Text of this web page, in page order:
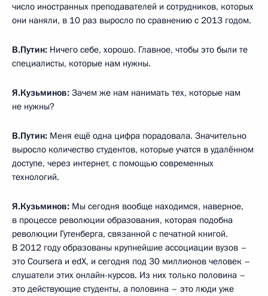
число иностранных преподавателей и сотрудников, которых
они наняли, в 10 раз выросло по сравнению с 2013 годом.
В.Путин: Ничего себе, хорошо. Главное, чтобы это были те
специалисты, которые нам нужны.
Я.Кузьминов: Зачем же нам нанимать тех, которые нам
не нужны?
В.Путин: Меня ещё одна цифра порадовала. Значительно
выросло количество студентов, которые учатся в удалённом
доступе, через интернет, с помощью современных
технологий.
Я.Кузьминов: Мы сегодня вообще находимся, наверное,
в процессе революции образования, которая подобна
революции Гутенберга, связанной с печатной книгой.
В 2012 году образованы крупнейшие ассоциации вузов –
это Coursera и edX, и сегодня под 30 миллионов человек –
слушатели этих онлайн-курсов. Из них только половина –
это действующие студенты, а половина – это люди уже